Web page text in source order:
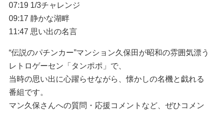
07:19 1/3チャレンジ
09:17 静かな湖畔
11:47 思い出の名言
“伝説のパチンカー”マンション久保田が昭和の雰囲気漂う
レトロゲーセン「タンポポ」で、
当時の思い出に心躍らせながら、懐かしの名機と戯れる
番組です。
マン久保さんへの質問・応援コメントなど、ぜひコメン